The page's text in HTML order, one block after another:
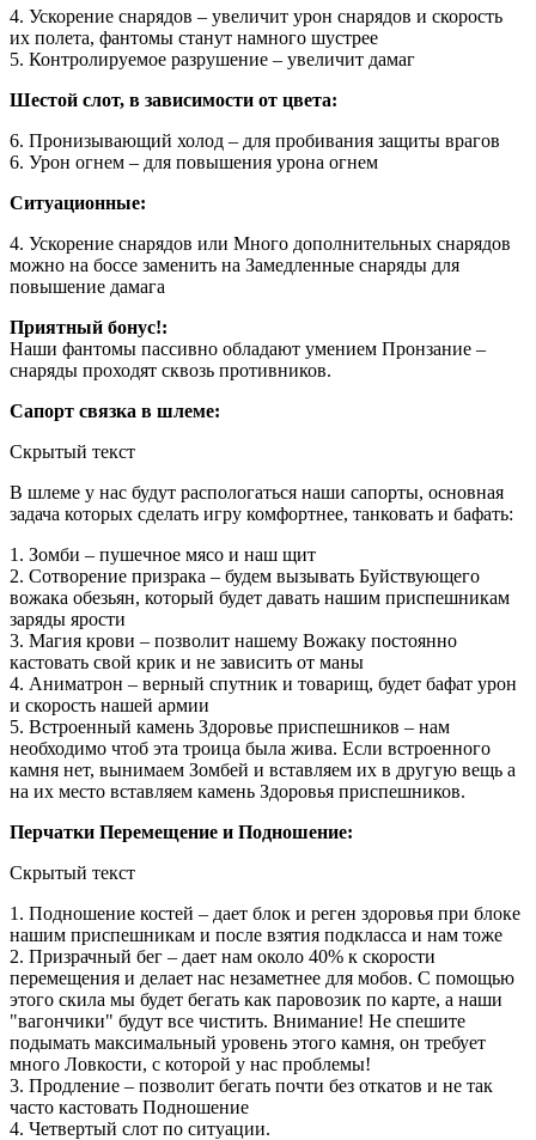
4. Ускорение снарядов – увеличит урон снарядов и скорость
их полета, фантомы станут намного шустрее
5. Контролируемое разрушение – увеличит дамаг
Шестой слот, в зависимости от цвета:
6. Пронизывающий холод – для пробивания защиты врагов
6. Урон огнем – для повышения урона огнем
Ситуационные:
4. Ускорение снарядов или Много дополнительных снарядов
можно на боссе заменить на Замедленные снаряды для
повышение дамага
Приятный бонус!:
Наши фантомы пассивно обладают умением Пронзание –
снаряды проходят сквозь противников.
Сапорт связка в шлеме:
Скрытый текст
В шлеме у нас будут распологаться наши сапорты, основная
задача которых сделать игру комфортнее, танковать и бафать:
1. Зомби – пушечное мясо и наш щит
2. Сотворение призрака – будем вызывать Буйствующего
вожака обезьян, который будет давать нашим приспешникам
заряды ярости
3. Магия крови – позволит нашему Вожаку постоянно
кастовать свой крик и не зависить от маны
4. Аниматрон – верный спутник и товарищ, будет бафат урон
и скорость нашей армии
5. Встроенный камень Здоровье приспешников – нам
необходимо чтоб эта троица была жива. Если встроенного
камня нет, вынимаем Зомбей и вставляем их в другую вещь а
на их место вставляем камень Здоровья приспешников.
Перчатки Перемещение и Подношение:
Скрытый текст
1. Подношение костей – дает блок и реген здоровья при блоке
нашим приспешникам и после взятия подкласса и нам тоже
2. Призрачный бег – дает нам около 40% к скорости
перемещения и делает нас незаметнее для мобов. С помощью
этого скила мы будет бегать как паровозик по карте, а наши
"вагончики" будут все чистить. Внимание! Не спешите
подымать максимальный уровень этого камня, он требует
много Ловкости, с которой у нас проблемы!
3. Продление – позволит бегать почти без откатов и не так
часто кастовать Подношение
4. Четвертый слот по ситуации.